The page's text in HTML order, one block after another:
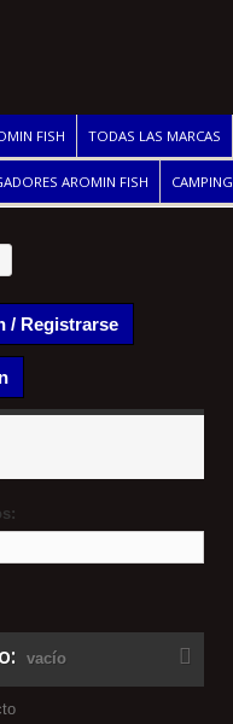
FISH TODAS LAS MARCAS
AROMIN FISH CAMPING
/ Registrarse
vacío